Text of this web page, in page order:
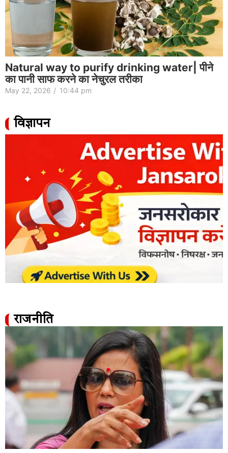
Natural way to purify drinking water| पीने
का पानी साफ करने का नेचुरल तरीका
May 22, 2026 / 10:44 pm
विज्ञापन
राजनीति